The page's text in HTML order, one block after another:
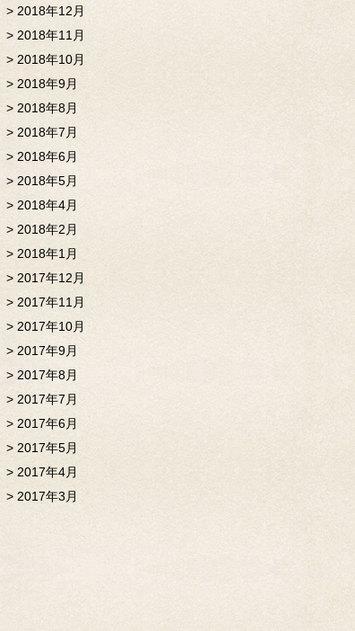
2018年12月
2018年11月
2018年10月
2018年9月
2018年8月
2018年7月
2018年6月
2018年5月
2018年4月
2018年2月
2018年1月
2017年12月
2017年11月
2017年10月
2017年9月
2017年8月
2017年7月
2017年6月
2017年5月
2017年4月
2017年3月